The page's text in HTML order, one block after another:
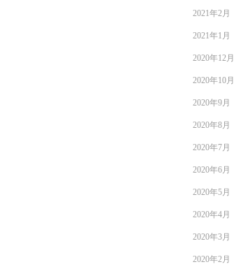
2021年2月
2021年1月
2020年12月
2020年10月
2020年9月
2020年8月
2020年7月
2020年6月
2020年5月
2020年4月
2020年3月
2020年2月